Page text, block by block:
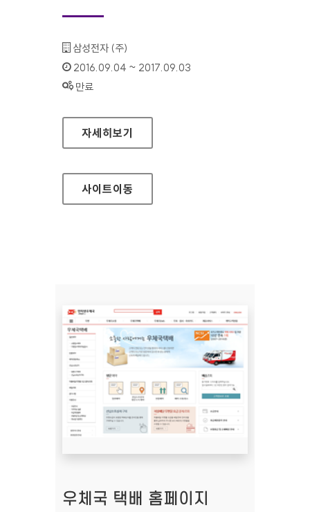
기관명 :
삼성전자 (주)
인증기간 :
2016.09.04 ~ 2017.09.03
상태 :
만료
휴먼테크논문대상 대표 홈페이지
자세히보기
사이트이동
우체국 택배 홈페이지